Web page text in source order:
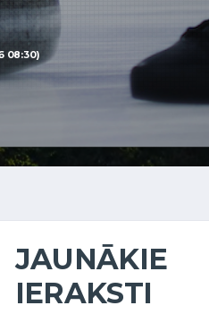
08:30)
JAUNĀKIE
IERAKSTI